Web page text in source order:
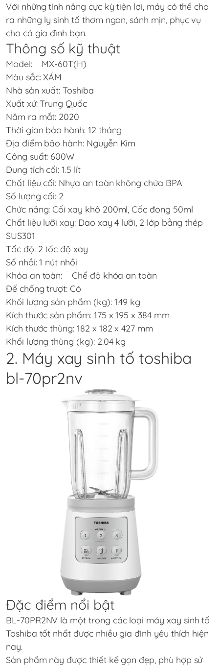
Với những tính năng cực kỳ tiện lợi, máy có thể cho
ra những ly sinh tố thơm ngon, sánh mịn, phục vụ
cho cả gia đình bạn.
Thông số kỹ thuật
Model: MX-60T(H)
Màu sắc: XÁM
Nhà sản xuất: Toshiba
Xuất xứ: Trung Quốc
Năm ra mắt: 2020
Thời gian bảo hành: 12 tháng
Địa điểm bảo hành: Nguyễn Kim
Công suất: 600W
Dung tích cối: 1.5 lít
Chất liệu cối: Nhựa an toàn không chứa BPA
Số lượng cối: 2
Chức năng: Cối xay khô 200ml, Cốc đong 50ml
Chất liệu lưỡi xay: Dao xay 4 lưỡi, 2 lớp bằng thép
SUS301
Tốc độ: 2 tốc độ xay
Số nhồi: 1 nút nhồi
Khóa an toàn: Chế độ khóa an toàn
Đế chống trượt: Có
Khối lượng sản phẩm (kg): 1.49 kg
Kích thước sản phẩm: 175 x 195 x 384 mm
Kích thước thùng: 182 x 182 x 427 mm
Khối lượng thùng (kg): 2.04 kg
2. Máy xay sinh tố toshiba
bl-70pr2nv
Đặc điểm nổi bật
BL-70PR2NV là một trong các loại máy xay sinh tố
Toshiba tốt nhất được nhiều gia đình yêu thích hiện
nay.
Sản phẩm này được thiết kế gọn đẹp, phù hợp sử